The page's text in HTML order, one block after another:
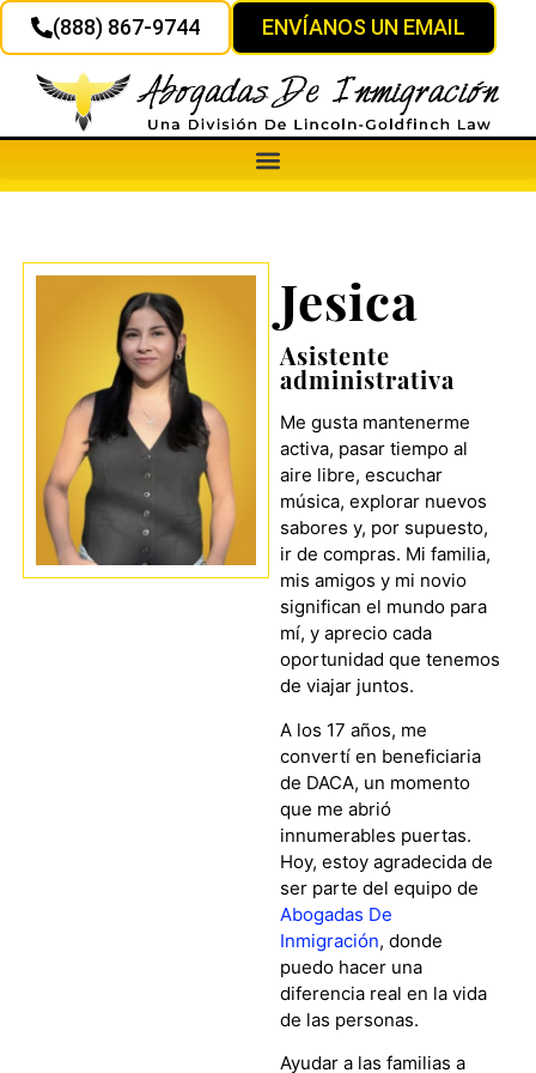
(888) 867-9744 ENVÍANOS UN EMAIL
Jesica
Asistente
administrativa
Me gusta mantenerme
activa, pasar tiempo al
aire libre, escuchar
música, explorar nuevos
sabores y, por supuesto,
ir de compras. Mi familia,
mis amigos y mi novio
significan el mundo para
mí, y aprecio cada
oportunidad que tenemos
de viajar juntos.
A los 17 años, me
convertí en beneficiaria
de DACA, un momento
que me abrió
innumerables puertas.
Hoy, estoy agradecida de
ser parte del equipo de
Abogadas De
Inmigración, donde
puedo hacer una
diferencia real en la vida
de las personas.
Ayudar a las familias a